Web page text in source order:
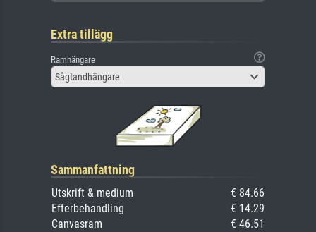
Extra tillägg
Ramhängare
Sågtandhängare
Sammanfattning
Utskrift & medium
€ 84.66
Efterbehandling
€ 14.29
Canvasram
€ 46.51